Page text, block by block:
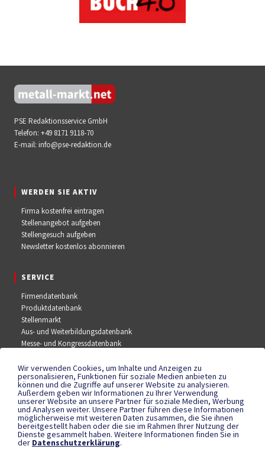
PSE Redaktionsservice GmbH
Telefon: +49 8171 9118-70
E-mail: info@pse-redaktion.de
WERDEN SIE AKTIV
Firma kostenfrei eintragen
Stellenangebot aufgeben
Stellengesuch aufgeben
Newsletter kostenlos abonnieren
SERVICE
Firmendatenbank
Produktdatenbank
Stellenmarkt
Aus- und Weiterbildungsdatenbank
Messe- und Kongressdatenbank
SOCIAL MEDIA
Facebook
YouTube
Instagram
Wir verwenden Cookies, um Inhalte und Anzeigen zu
personalisieren, Funktionen für soziale Medien anbieten zu
können und die Zugriffe auf unserer Website zu analysieren.
Außerdem geben wir Informationen zu Ihrer Verwendung
unserer Website an unsere Partner für soziale Medien, Werbung
und Analysen weiter. Unsere Partner führen diese Informationen
möglicherweise mit weiteren Daten zusammen, die Sie ihnen
bereitgestellt haben oder die sie im Rahmen Ihrer Nutzung der
Dienste gesammelt haben. Weitere Informationen finden Sie in
der Datenschutzerklärung.